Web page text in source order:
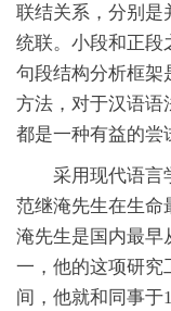
联结关系，分别是
统联。小段和正段
句段结构分析框架
方法，对于汉语语
都是一种有益的尝
采用现代语言学
范继淹先生在生命
淹先生是国内最早
一，他的这项研究
间，他就和同事于